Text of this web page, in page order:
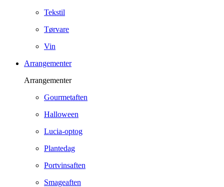
Tekstil
Tørvare
Vin
Arrangementer
Arrangementer
Gourmetaften
Halloween
Lucia-optog
Plantedag
Portvinsaften
Smageaften